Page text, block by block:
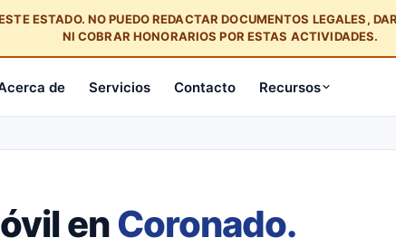
ESTADO. NO PUEDO REDACTAR DOCUMENTOS LEGALES,
NI COBRAR HONORARIOS POR ESTAS ACTIVIDADES.
de Servicios Contacto Recursos
enCoronado.